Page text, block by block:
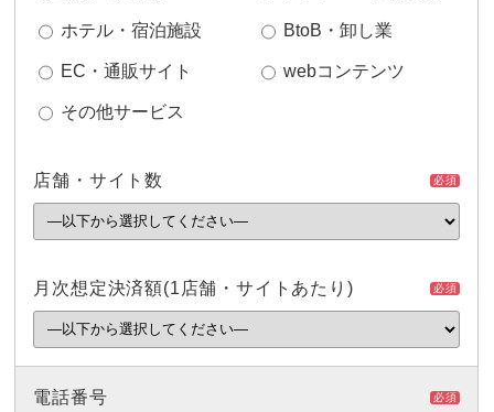
ホテル・宿泊施設 BtoB・卸し業
EC・通販サイト webコンテンツ
その他サービス
店舗・サイト数 必須
月次想定決済額(1店舗・サイトあたり) 必須
電話番号 必須